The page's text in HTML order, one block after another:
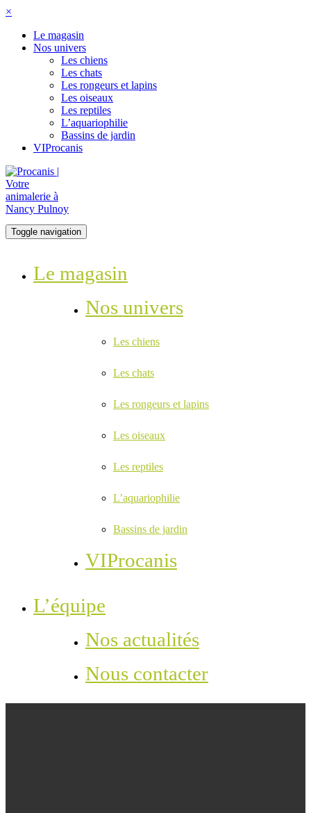
×
Le magasin
Nos univers
Les chiens
Les chats
Les rongeurs et lapins
Les oiseaux
Les reptiles
L’aquariophilie
Bassins de jardin
VIProcanis
Toggle navigation
Le magasin
Nos univers
Les chiens
Les chats
Les rongeurs et lapins
Les oiseaux
Les reptiles
L’aquariophilie
Bassins de jardin
VIProcanis
L’équipe
Nos actualités
Nous contacter